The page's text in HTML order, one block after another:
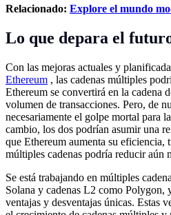
Relacionado: Explore el mundo
Lo que depara el
Con las mejoras actuales y
Ethereum , las cadenas múltiples
Ethereum se convertirá en la cadena
volumen de transacciones. Pero, de
necesariamente el golpe mortal para
cambio, los dos podrían asumir una
que Ethereum aumenta su eficiencia,
múltiples cadenas podría reducir aún
Se está trabajando en múltiples
Solana y cadenas L2 como Polygon,
ventajas y desventajas únicas. Estas